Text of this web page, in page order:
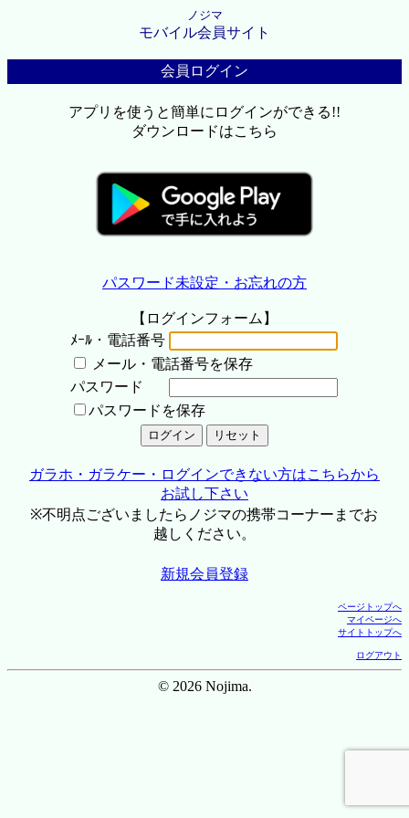
ノジマ
モバイル会員サイト
会員ログイン
アプリを使うと簡単にログインができる!!
ダウンロードはこちら
パスワード未設定・お忘れの方
【ログインフォーム】
ﾒｰﾙ・電話番号
メール・電話番号を保存
パスワード
パスワードを保存
ガラホ・ガラケー・ログインできない方はこちらから
お試し下さい
※不明点ございましたらノジマの携帯コーナーまでお
越しください。
新規会員登録
ページトップへ
マイページへ
サイトトップへ
ログアウト
© 2026 Nojima.